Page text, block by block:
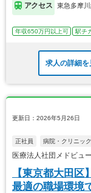
アクセス 東急多摩
年収650万円以上可 駅チ
求人の詳細を
更新日：2026年5月26日
正社員 病院・クリニック
医療法人社団メドビュ
【東京都大田
最適の職場環境